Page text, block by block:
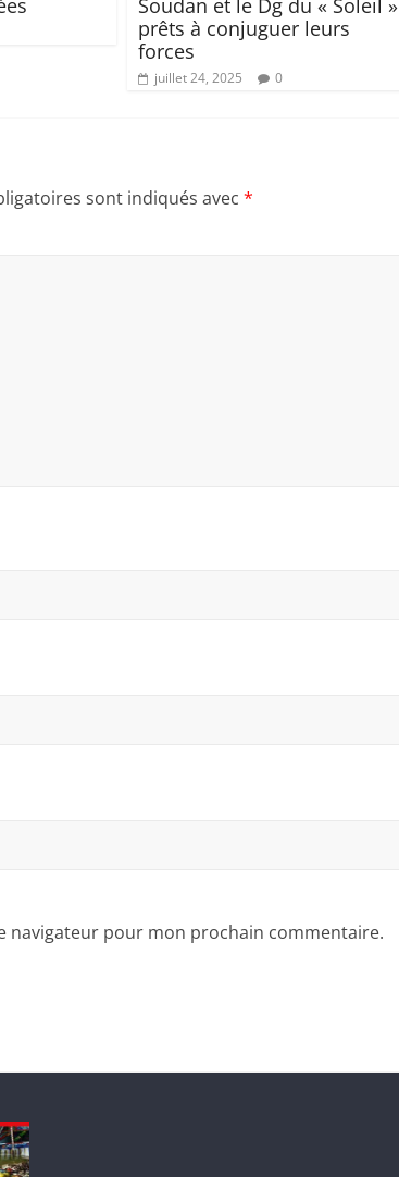
Soudan et le Dg du « Soleil »
prêts à conjuguer leurs
forces
juillet 24, 2025 0
sont indiqués avec *
navigateur pour mon prochain commentaire.